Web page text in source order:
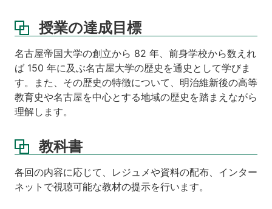
ケ
ジ
ュ
ー
ル
成
績
授業の達成目標
名古屋帝国大学の創立から 82 年、前身学校から数えれ
ば 150 年に及ぶ名古屋大学の歴史を通史として学びま
す。また、その歴史の特徴について、明治維新後の高等
教育史や名古屋を中心とする地域の歴史を踏まえながら
理解します。
教科書
各回の内容に応じて、レジュメや資料の配布、インター
ネットで視聴可能な教材の提示を行います。